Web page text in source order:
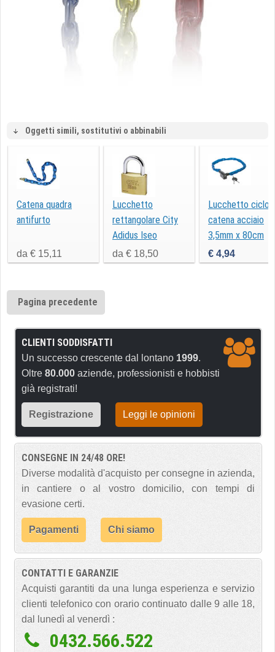
Oggetti simili, sostitutivi o abbinabili
Catena quadra
antifurto
da € 15,11
Lucchetto
rettangolare City
Adidus Iseo
da € 18,50
Lucchetto ciclo
catena acciaio
3,5mm x 80cm
85101
€ 4,94
Pagina precedente
CLIENTI SODDISFATTI
Un successo crescente dal lontano 1999.
Oltre 80.000 aziende, professionisti e hobbisti
già registrati!
Registrazione Leggi le opinioni
CONSEGNE IN 24/48 ORE!
Diverse modalità d'acquisto per consegne in azienda,
in cantiere o al vostro domicilio, con tempi di
evasione certi.
Pagamenti Chi siamo
CONTATTI E GARANZIE
Acquisti garantiti da una lunga esperienza e servizio
clienti telefonico con orario continuato dalle 9 alle 18,
dal lunedì al venerdì :
0432.566.522